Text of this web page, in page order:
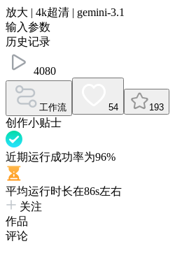
放大 | 4k超清 | gemini-3.1
输入参数
历史记录
4080
工作流 54 193
创作小贴士
近期运行成功率为96%
平均运行时长在86s左右
关注
作品
评论